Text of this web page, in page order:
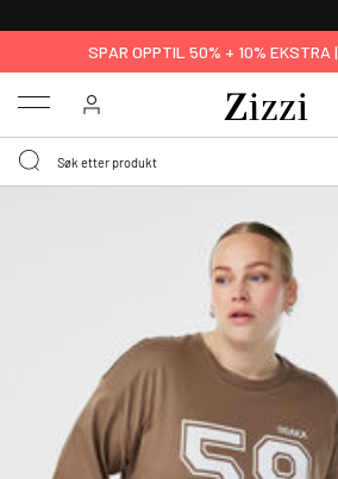
SPAR OPPTIL 50% + 10% EKSTRA |
Menu